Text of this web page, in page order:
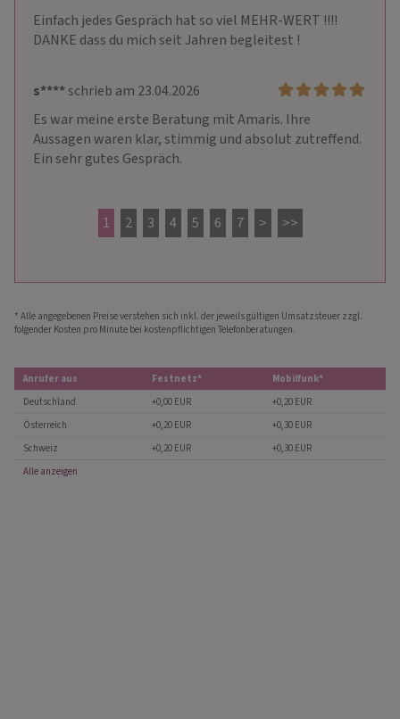
Einfach jedes Gespräch hat so viel MEHR-WERT !!!!
DANKE dass du mich seit Jahren begleitest !
s****schrieb am 23.04.2026
Es war meine erste Beratung mit Amaris. Ihre
Aussagen waren klar, stimmig und absolut zutreffend.
Ein sehr gutes Gespräch.
1 2 3 4 5 6 7 > >>
* Alle angegebenen Preise verstehen sich inkl. der jeweils gültigen Umsatzsteuer zzgl.
folgender Kosten pro Minute bei kostenpflichtigen Telefonberatungen.
Anrufer aus Festnetz*
Mobilfunk*
Deutschland
+0,00 EUR
+0,20 EUR
Österreich
+0,20 EUR
+0,30 EUR
Schweiz
+0,20 EUR
+0,30 EUR
Alle anzeigen